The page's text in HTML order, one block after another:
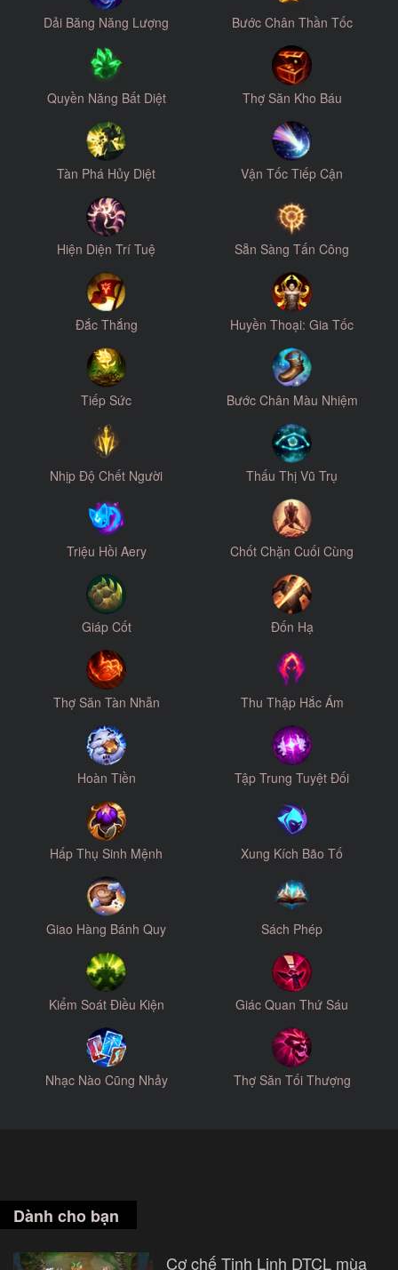
Dải Băng Năng Lượng Bước Chân Thần Tốc
Quyền Năng Bất Diệt Thợ Săn Kho Báu
Tàn Phá Hủy Diệt Vận Tốc Tiếp Cận
Hiện Diện Trí Tuệ Sẵn Sàng Tấn Công
Đắc Thắng Huyền Thoại: Gia Tốc
Tiếp Sức Bước Chân Màu Nhiệm
Nhịp Độ Chết Người Thấu Thị Vũ Trụ
Triệu Hồi Aery Chốt Chặn Cuối Cùng
Giáp Cốt Đốn Hạ
Thợ Săn Tàn Nhẫn Thu Thập Hắc Ám
Hoàn Tiền Tập Trung Tuyệt Đối
Hấp Thụ Sinh Mệnh Xung Kích Bão Tố
Giao Hàng Bánh Quy Sách Phép
Kiểm Soát Điều Kiện Giác Quan Thứ Sáu
Nhạc Nào Cũng Nhảy Thợ Săn Tối Thượng
Dành cho bạn
Cơ chế Tinh Linh DTCL mùa